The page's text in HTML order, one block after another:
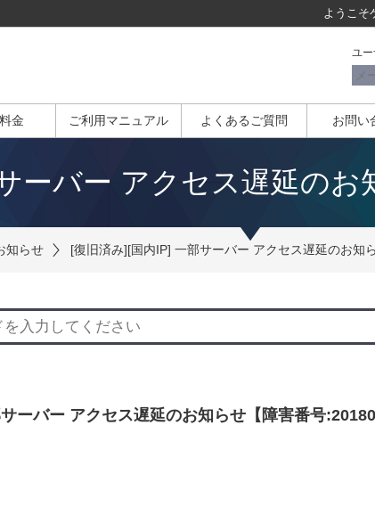
ようこそ
ユ
金 ご利用マニュアル よくあるご質問 お問い
ーバー アクセス遅延のお
知らせ [復旧済み][国内IP] 一部サーバー アクセス遅延のお知
ーバー アクセス遅延のお知らせ【障害番号